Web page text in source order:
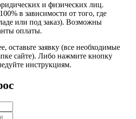
и физических лиц.
в зависимости от того, где
или под заказ). Возможны
оплаты.
оставьте заявку (все необходимые
сайте). Либо нажмите кнопку
инструкциям.